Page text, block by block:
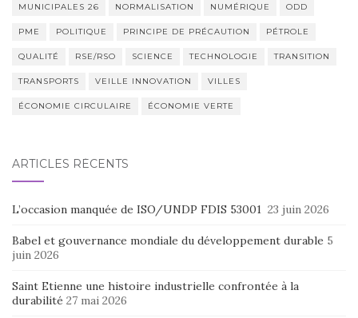
MUNICIPALES 26 NORMALISATION NUMÉRIQUE ODD
PME POLITIQUE PRINCIPE DE PRÉCAUTION PÉTROLE
QUALITÉ RSE/RSO SCIENCE TECHNOLOGIE TRANSITION
TRANSPORTS VEILLE INNOVATION VILLES
ÉCONOMIE CIRCULAIRE ÉCONOMIE VERTE
ARTICLES RÉCENTS
L’occasion manquée de ISO/UNDP FDIS 53001 23 juin 2026
Babel et gouvernance mondiale du développement durable 5
juin 2026
Saint Etienne une histoire industrielle confrontée à la
durabilité 27 mai 2026